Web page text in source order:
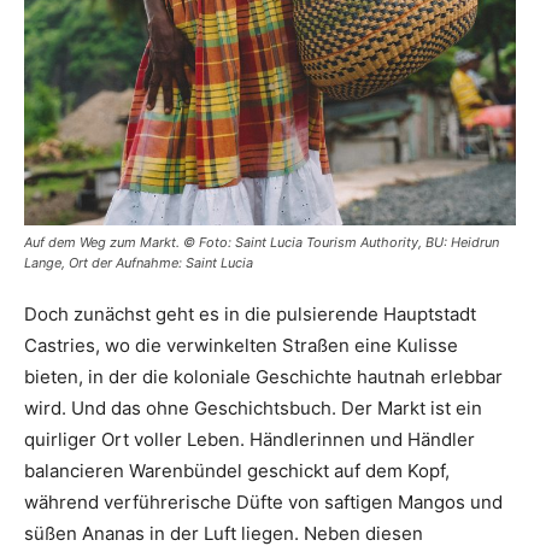
Auf dem Weg zum Markt. © Foto: Saint Lucia Tourism Authority, BU: Heidrun
Lange, Ort der Aufnahme: Saint Lucia
Doch zunächst geht es in die pulsierende Hauptstadt
Castries, wo die verwinkelten Straßen eine Kulisse
bieten, in der die koloniale Geschichte hautnah erlebbar
wird. Und das ohne Geschichtsbuch. Der Markt ist ein
quirliger Ort voller Leben. Händlerinnen und Händler
balancieren Warenbündel geschickt auf dem Kopf,
während verführerische Düfte von saftigen Mangos und
süßen Ananas in der Luft liegen. Neben diesen